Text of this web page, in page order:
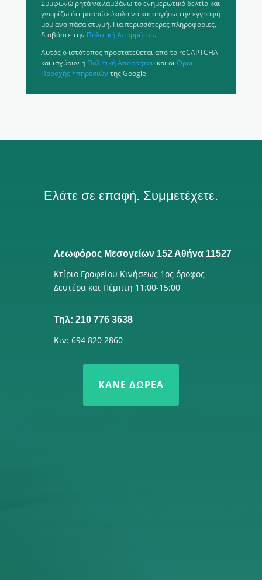
Συμφωνώ ρητά να λαμβάνω το ενημερωτικό δελτίο και
γνωρίζω ότι μπορώ εύκολα να καταργήσω την εγγραφή
μου ανά πάσα στιγμή. Για περισσότερες πληροφορίες,
διαβάστε την Πολιτική Απορρήτου.
Αυτός ο ιστότοπος προστατεύεται από το reCAPTCHA
και ισχύουν η Πολιτική Απορρήτουκαι οιΌροι
Παροχής Υπηρεσιών της Google.
Ελάτε σε επαφή. Συμμετέχετε.
Λεωφόρος Μεσογείων 152 Αθήνα 11527
Κτίριο Γραφείου Κινήσεως 1ος όροφος
Δευτέρα και Πέμπτη 11:00-15:00
Τηλ: 210 776 3638
Κιν: 694 820 2860
ΚΆΝΕ ΔΩΡΕΆ